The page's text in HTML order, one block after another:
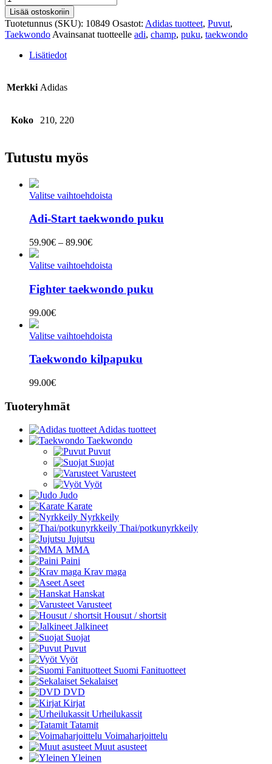
Champ
II
taekwondo
puku
määrä
Lisää ostoskoriin
Tuotetunnus (SKU): 10849 Osastot: Adidas tuotteet, Puvut,
Taekwondo Avainsanat tuotteelle adi, champ, puku, taekwondo
Lisätiedot
Merkki Adidas
Koko 210, 220
Tutustu myös
Valitse vaihtoehdoista
Adi-Start taekwondo puku
59.90€ – 89.90€Hintaluokka:
-
Valitse vaihtoehdoista
Fighter taekwondo puku
99.00€
Valitse vaihtoehdoista
Taekwondo kilpapuku
99.00€
Tuoteryhmät
Adidas tuotteet
Taekwondo
Puvut
Suojat
Varusteet
Vyöt
Judo
Karate
Nyrkkeily
Thai/potkunyrkkeily
Jujutsu
MMA
Paini
Krav maga
Aseet
Hanskat
Varusteet
Housut / shortsit
Jalkineet
Suojat
Puvut
Vyöt
Suomi Fanituotteet
Sekalaiset
DVD
Kirjat
Urheilukassit
Tatamit
Voimaharjoittelu
Muut asusteet
Yleinen